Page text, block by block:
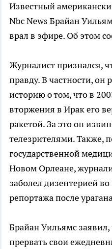
Известный
Nbc News Брайан
врал в эфире. Об этом
Журналист признался,
правду. В частности, он
историю о том, что в
вторжения в Ирак его
ракетой. За это он
телезрителями. Также,
государственной
Новом Орлеане,
заболел дизентерией
репортажа после
Брайан Уильямс
прервать свои